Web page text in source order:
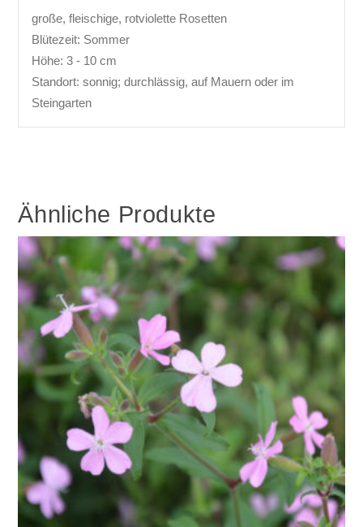
große, fleischige, rotviolette Rosetten
Blütezeit: Sommer
Höhe: 3 - 10 cm
Standort: sonnig; durchlässig, auf Mauern oder im
Steingarten
Ähnliche Produkte